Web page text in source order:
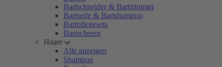
Bartschneider & Barttrimmer
Bartseife & Bartshampoo
Bartpflegesets
Bartscheren
Haare
Alle anzeigen
Shampoo